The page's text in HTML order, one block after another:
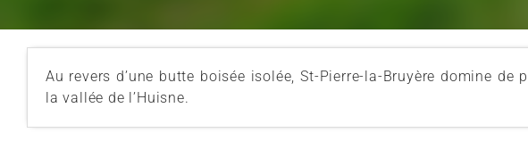
Au revers d’une butte boisée isolée, St-Pierre-la-Bruyère domine de
la vallée de l’Huisne.